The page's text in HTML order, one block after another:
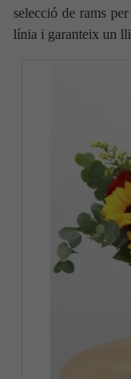
selecció de rams
línia i garanteix un